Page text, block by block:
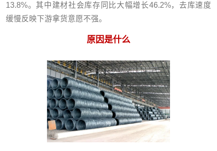
13.8%。其中建材社会库存同比大幅增长46.2%，去库速度
缓慢反映下游拿货意愿不强。
原因是什么